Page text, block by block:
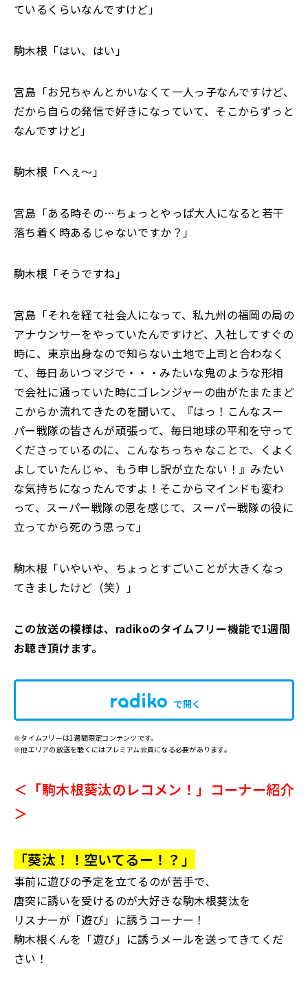
ているくらいなんですけど」
駒木根「はい、はい」
宮島「お兄ちゃんとかいなくて一人っ子なんですけど、
だから自らの発信で好きになっていて、そこからずっと
なんですけど」
駒木根「へぇ～」
宮島「ある時その…ちょっとやっぱ大人になると若干
落ち着く時あるじゃないですか？」
駒木根「そうですね」
宮島「それを経て社会人になって、私九州の福岡の局の
アナウンサーをやっていたんですけど、入社してすぐの
時に、東京出身なので知らない土地で上司と合わなく
て、毎日あいつマジで・・・みたいな鬼のような形相
で会社に通っていた時にゴレンジャーの曲がたまたまど
こからか流れてきたのを聞いて、『はっ！こんなスー
パー戦隊の皆さんが頑張って、毎日地球の平和を守って
くださっているのに、こんなちっちゃなことで、くよく
よしていたんじゃ、もう申し訳が立たない！』みたい
な気持ちになったんですよ！そこからマインドも変わ
って、スーパー戦隊の恩を感じて、スーパー戦隊の役に
立ってから死のう思って」
駒木根「いやいや、ちょっとすごいことが大きくなっ
てきましたけど（笑）」
この放送の模様は、radikoのタイムフリー機能で1週間
お聴き頂けます。
で開く
※タイムフリーは1週間限定コンテンツです。
※他エリアの放送を聴くにはプレミアム会員になる必要があります。
＜「駒木根葵汰のレコメン！」コーナー紹介
＞
「葵汰！！空いてるー！？」
事前に遊びの予定を立てるのが苦手で、
唐突に誘いを受けるのが大好きな駒木根葵汰を
リスナーが「遊び」に誘うコーナー！
駒木根くんを「遊び」に誘うメールを送ってきてくだ
さい！